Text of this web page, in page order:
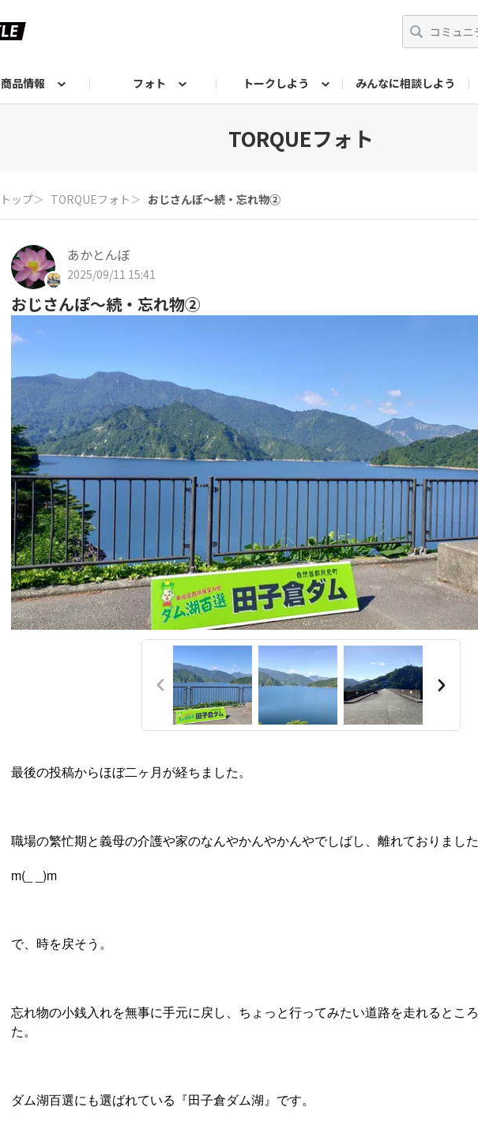
商品情報 フォト トークしよう みんなに相談しよう
TORQUEフォト
トップ＞ TORQUEフォト ＞ おじさんぽ〜続・忘れ物②
あかとんぼ
2025/09/11 15:41
おじさんぽ〜続・忘れ物②
最後の投稿からほぼ二ヶ月が経ちました。
職場の繁忙期と義母の介護や家のなんやかんやかんやでしばし、離れておりました
m(_ _)m
で、時を戻そう。
忘れ物の小銭入れを無事に手元に戻し、ちょっと行ってみたい道路を走れるとこ
た。
ダム湖百選にも選ばれている『田子倉ダム湖』です。